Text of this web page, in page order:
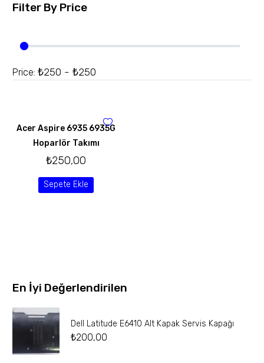
Filter By Price
Price: ₺250 - ₺250
Acer Aspire 6935 6935G
Hoparlör Takımı
₺250,00
Sepete Ekle
En İyi Değerlendirilen
Dell Latitude E6410 Alt Kapak Servis Kapağı
₺200,00